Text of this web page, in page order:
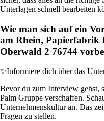
Unterlagen schnell bearbeiten
Wie man sich auf ein
am Rhein, Papierfabrik
Oberwald 2 76744
✨Informiere dich über das
Bevor du zum Interview gehst,
Palm Gruppe verschaffen.
Unternehmenskultur an. Das
Fragen zu stellen.